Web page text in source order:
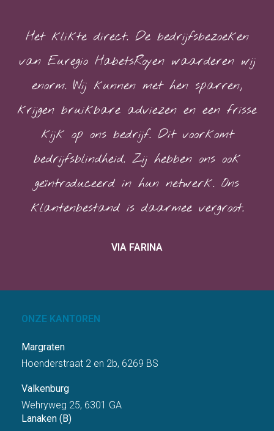
Het klikte direct. De bedrijfsbezoeken
van Euregio HabetsRoyen waarderen wij
enorm. Wij kunnen met hen sparren,
krijgen bruikbare adviezen en een frisse
kijk op ons bedrijf. Dit voorkomt
bedrijfsblindheid. Zij hebben ons ook
geïntroduceerd in hun netwerk. Ons
klantenbestand is daarmee vergroot.
VIA FARINA
ONZE KANTOREN
Margraten
Hoenderstraat 2 en 2b, 6269 BS
Valkenburg
Wehryweg 25, 6301 GA
Lanaken (B)